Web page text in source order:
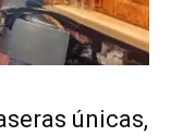
únicas,